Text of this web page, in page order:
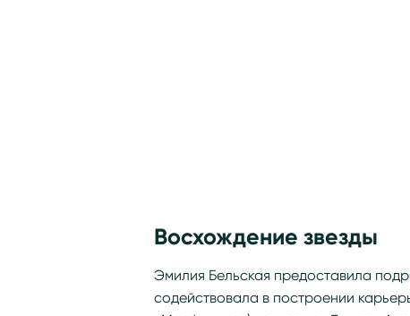
Восхождение звезды
Эмилия Бельская предоставила
содействовала в построении